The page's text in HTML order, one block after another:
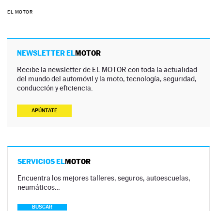
EL MOTOR
NEWSLETTER ELMOTOR
Recibe la newsletter de EL MOTOR con toda la actualidad
del mundo del automóvil y la moto, tecnología, seguridad,
conducción y eficiencia.
APÚNTATE
SERVICIOS ELMOTOR
Encuentra los mejores talleres, seguros, autoescuelas,
neumáticos…
BUSCAR